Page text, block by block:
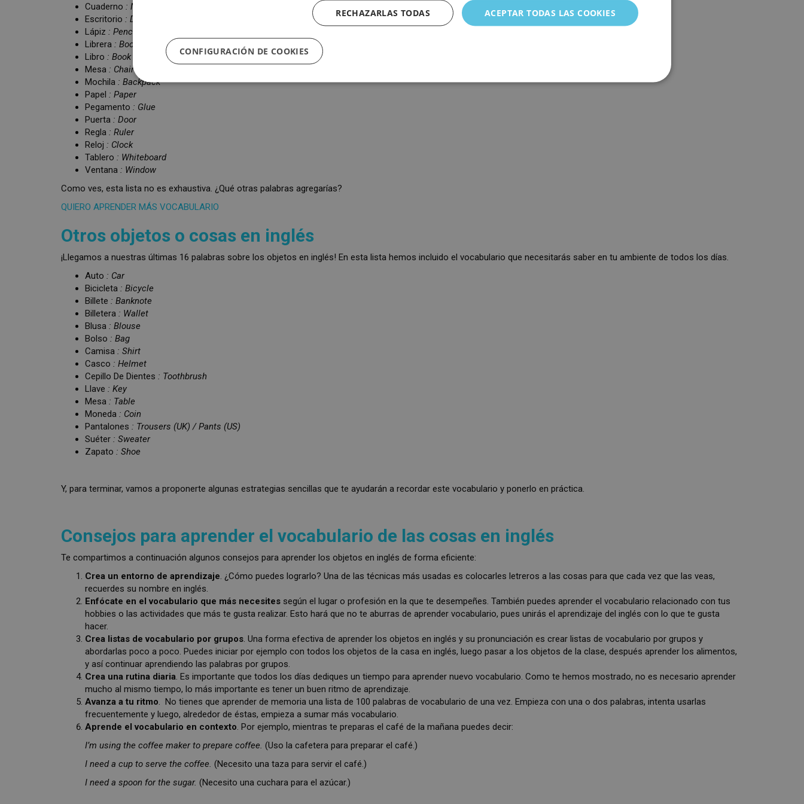
Cuaderno : Notebook
Escritorio : Desk
Lápiz : Pencil
Librera : Bookcase
Libro : Book
Mesa : Chair
Mochila : Backpack
Papel : Paper
Pegamento : Glue
Puerta : Door
Regla : Ruler
Reloj : Clock
Tablero : Whiteboard
Ventana : Window
Como ves, esta lista no es exhaustiva. ¿Qué otras palabras agregarías?
QUIERO APRENDER MÁS VOCABULARIO
Otros objetos o cosas en inglés
¡Llegamos a nuestras últimas 16 palabras sobre los objetos en inglés! En esta lista hemos incluido el vocabulario que necesitarás saber en tu ambiente de todos los días.
Auto : Car
Bicicleta : Bicycle
Billete : Banknote
Billetera : Wallet
Blusa : Blouse
Bolso : Bag
Camisa : Shirt
Casco : Helmet
Cepillo De Dientes : Toothbrush
Llave : Key
Mesa : Table
Moneda : Coin
Pantalones : Trousers (UK) / Pants (US)
Suéter : Sweater
Zapato : Shoe
Y, para terminar, vamos a proponerte algunas estrategias sencillas que te ayudarán a recordar este vocabulario y ponerlo en práctica.
Consejos para aprender el vocabulario de las cosas en inglés
Te compartimos a continuación algunos consejos para aprender los objetos en inglés de forma eficiente:
Crea un entorno de aprendizaje. ¿Cómo puedes lograrlo? Una de las técnicas más usadas es colocarles letreros a las cosas para que cada vez que las veas,
recuerdes su nombre en inglés.
Enfócate en el vocabulario que más necesites según el lugar o profesión en la que te desempeñes. También puedes aprender el vocabulario relacionado con tus
hobbies o las actividades que más te gusta realizar. Esto hará que no te aburras de aprender vocabulario, pues unirás el aprendizaje del inglés con lo que te gusta
hacer.
Crea listas de vocabulario por grupos. Una forma efectiva de aprender los objetos en inglés y su pronunciación es crear listas de vocabulario por grupos y
abordarlas poco a poco. Puedes iniciar por ejemplo con todos los objetos de la casa en inglés, luego pasar a los objetos de la clase, después aprender los alimentos,
y así continuar aprendiendo las palabras por grupos.
Crea una rutina diaria. Es importante que todos los días dediques un tiempo para aprender nuevo vocabulario. Como te hemos mostrado, no es necesario aprender
mucho al mismo tiempo, lo más importante es tener un buen ritmo de aprendizaje.
Avanza a tu ritmo. No tienes que aprender de memoria una lista de 100 palabras de vocabulario de una vez. Empieza con una o dos palabras, intenta usarlas
frecuentemente y luego, alrededor de éstas, empieza a sumar más vocabulario.
Aprende el vocabulario en contexto. Por ejemplo, mientras te preparas el café de la mañana puedes decir:
I’m using the coffee maker to prepare coffee. (Uso la cafetera para preparar el café.)
I need a cup to serve the coffee. (Necesito una taza para servir el café.)
I need a spoon for the sugar. (Necesito una cuchara para el azúcar.)
ITALIAN
ACEPTAR TODAS LAS COOKIES
RECHAZARLAS TODAS
CONFIGURACIÓN DE COOKIES